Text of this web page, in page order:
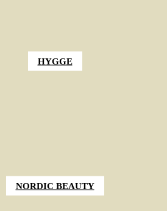
HYGGE
NORDIC BEAUTY